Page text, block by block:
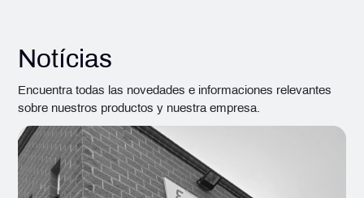
Notícias
Encuentra todas las novedades e informaciones relevantes
sobre nuestros productos y nuestra empresa.